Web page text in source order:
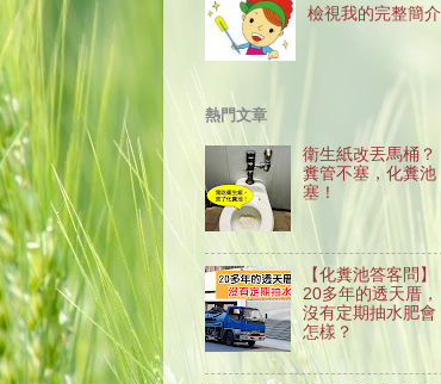
檢視我的完整簡介
熱門文章
衛生紙改丟馬桶？
糞管不塞，化糞池
塞！
【化糞池答客問】
20多年的透天厝，
沒有定期抽水肥會
怎樣？